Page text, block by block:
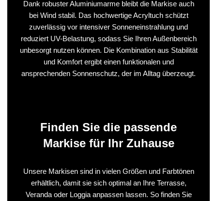
Dank robuster Aluminiumarme bleibt die Markise auch
bei Wind stabil. Das hochwertige Acryltuch schützt
zuverlässig vor intensiver Sonneneinstrahlung und
reduziert UV-Belastung, sodass Sie Ihren Außenbereich
unbesorgt nutzen können. Die Kombination aus Stabilität
und Komfort ergibt einen funktionalen und
ansprechenden Sonnenschutz, der im Alltag überzeugt.
Finden Sie die passende
Markise für Ihr Zuhause
Unsere Markisen sind in vielen Größen und Farbtönen
erhältlich, damit sie sich optimal an Ihre Terrasse,
Veranda oder Loggia anpassen lassen. So finden Sie